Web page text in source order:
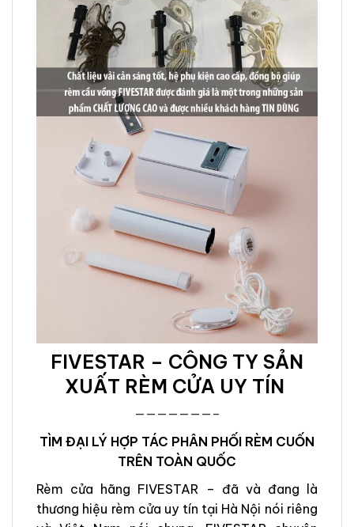
FIVESTAR – CÔNG TY SẢN
XUẤT RÈM CỬA UY TÍN
———————–
TÌM ĐẠI LÝ HỢP TÁC PHÂN PHỐI RÈM CUỐN
TRÊN TOÀN QUỐC
Rèm cửa hãng FIVESTAR – đã và đang là
thương hiệu rèm cửa uy tín tại Hà Nội nói riêng